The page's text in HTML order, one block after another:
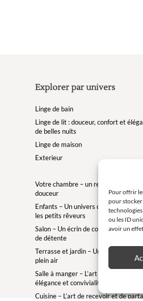
Pour offrir
pour stocker
ou les ID
avoir un
Explorer par univers
Linge de bain
Linge de lit : douceur, confort et
de belles nuits
Linge de maison
Exterieur
Votre chambre – un refuge de bien-
douceur
Enfants – Un univers doux et
les petits rêveurs
Salon – Un écrin de confort pour des
de détente
Terrasse et jardin – Une bulle de
plein air
Salle à manger – L’art de la table avec
élégance et convivialité
Cuisine – L’art de recevoir et de